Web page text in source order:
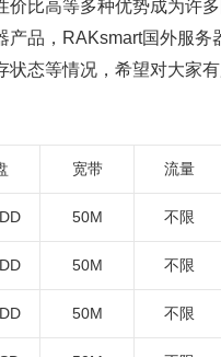
价比高等多种优势成为许
品，RAKsmart国外服务
状态等情况，希望对大家
宽带 流量
50M 不限
50M 不限
50M 不限